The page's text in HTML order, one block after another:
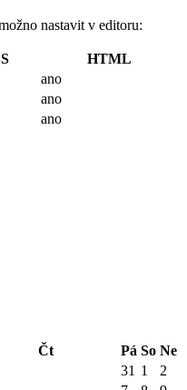
nastavit v editoru:
HTML
ano
ano
ano
Čt Pá So Ne
31 1
2